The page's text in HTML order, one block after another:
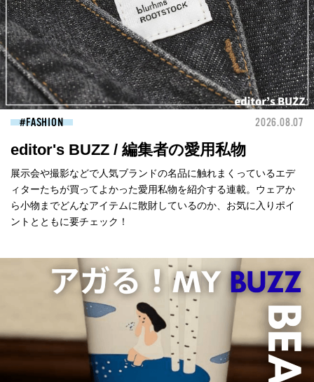
FASHION 2026.08.07
editor's BUZZ / 編集者の愛用私物
展示会や撮影などで人気ブランドの名品に触れまくっているエデ
ィターたちが買ってよかった愛用私物を紹介する連載。ウェアか
ら小物までどんなアイテムに散財しているのか、お気に入りポイ
ントとともに要チェック！